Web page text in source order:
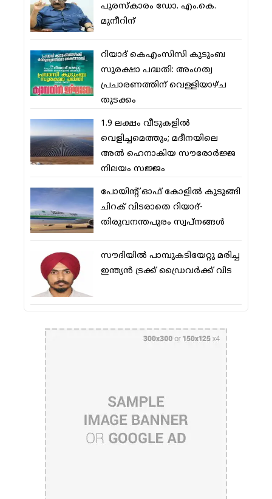
പുരസ്‌കാരം ഡോ. എം.കെ.
മുനീറിന്
റിയാദ് കെഎംസിസി കുടുംബ
സുരക്ഷാ പദ്ധതി: അംഗത്വ
പ്രചാരണത്തിന് വെള്ളിയാഴ്ച
തുടക്കം
1.9 ലക്ഷം വീടുകളില്‍
വെളിച്ചമെത്തും; മദീനയിലെ
അല്‍ ഹെനാകിയ സൗരോര്‍ജ്ജ
നിലയം സജ്ജം
പോയിന്റ് ഓഫ് കോളില്‍ കുടുങ്ങി
ചിറക് വിടരാതെ റിയാദ്-
തിരുവനന്തപുരം സ്വപ്നങ്ങള്‍
സൗദിയിൽ പാമ്പുകടിയേറ്റു മരിച്ച
ഇന്ത്യൻ ട്രക്ക് ഡ്രൈവർക്ക് വിട